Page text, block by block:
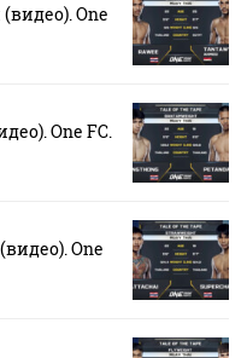
One
One FC.
One